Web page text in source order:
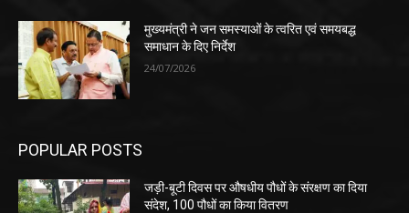
मुख्यमंत्री ने जन समस्याओं के त्वरित एवं समयबद्ध
समाधान के दिए निर्देश
24/07/2026
POPULAR POSTS
जड़ी-बूटी दिवस पर औषधीय पौधों के संरक्षण का दिया
संदेश, 100 पौधों का किया वितरण